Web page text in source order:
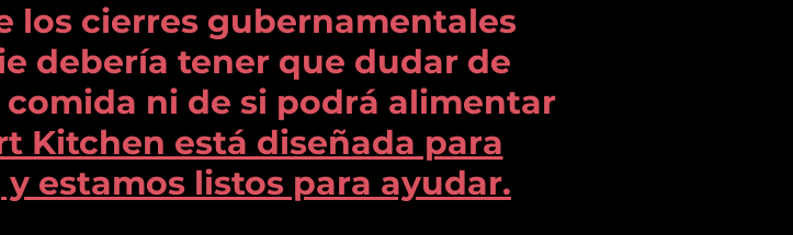
los cierres gubernamentales
debería tener que dudar de
ni de si podrá alimentar
Kitchen está diseñada para
estamos listos para ayudar.